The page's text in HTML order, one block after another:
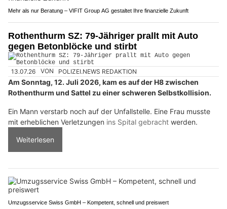
Mehr als nur Beratung – VIFIT Group AG gestaltet Ihre finanzielle Zukunft
Rothenthurm SZ: 79-Jähriger prallt mit Auto
gegen Betonblöcke und stirbt
13.07.26 VON POLIZEI.NEWS REDAKTION
Am Sonntag, 12. Juli 2026, kam es auf der H8 zwischen
Rothenthurm und Sattel zu einer schweren Selbstkollision.
Ein Mann verstarb noch auf der Unfallstelle. Eine Frau musste
mit erheblichen Verletzungen ins Spital gebracht werden.
Weiterlesen
Umzugsservice Swiss GmbH – Kompetent, schnell und preiswert